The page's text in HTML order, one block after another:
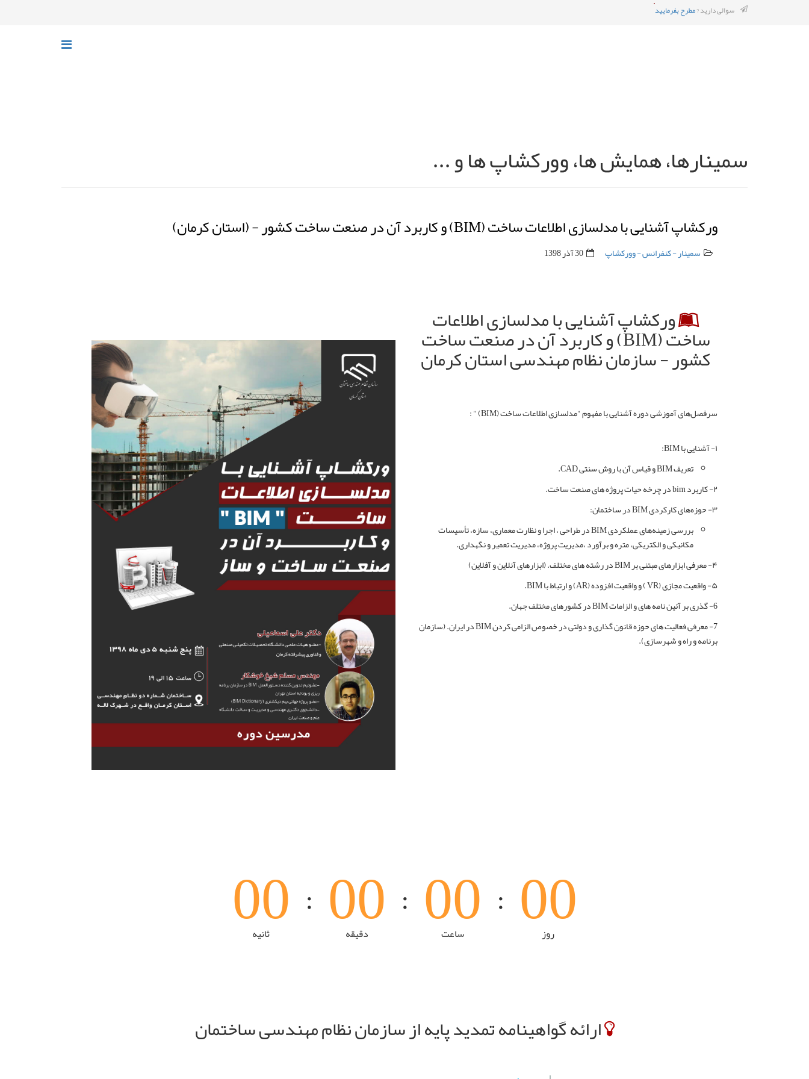
سوالی دارید ?مطرح بفرمایید
سمینارها، همایش ها، وورکشاپ ها و ...
ورکشاپ آشنایی با مدلسازی اطلاعات ساخت (BIM) و کاربرد آن در صنعت ساخت کشور - (استان کرمان)
سمینار - کنفرانس - وورکشاپ 30 آذر 1398
ورکشاپ آشنایی با مدلسازی اطلاعات
ساخت (BIM) و کاربرد آن در صنعت ساخت
کشور - سازمان نظام مهندسی استان کرمان
سرفصل‌های آموزشی دوره آشنایی با مفهوم "مدلسازی اطلاعات ساخت (BIM) " :
۱- آشنایی با BIM:
تعریف BIM و قیاس آن با روش سنتی CAD.
۲- کاربرد bim در چرخه حیات پروژه های صنعت ساخت.
۳- حوزه‌های کارکردی BIM در ساختمان:
بررسی زمینه‌های عملکردی BIM در طراحی ، اجرا و نظارت معماری، سازه، تأسیسات
مکانیکی و الکتریکی، متره و برآورد ،مدیریت پروژه، مدیریت تعمیر و نگهداری.
۴- معرفی ابزارهای مبتنی بر BIM در رشته های مختلف. (ابزارهای آنلاین و آفلاین)
۵- واقعیت مجازی (VR ) و واقعیت افزوده (AR) و ارتباط با BIM.
6- گذری بر آئین نامه های و الزامات BIM در کشورهای مختلف جهان.
7- معرفی فعالیت های حوزه قانون گذاری و دولتی در خصوص الزامی کردن BIM در ایران. (سازمان
برنامه و راه و شهرسازی).
00روز
:
00ساعت
:
00دقیقه
:
00ثانیه
ارائه گواهینامه تمدید پایه از سازمان نظام مهندسی ساختمان